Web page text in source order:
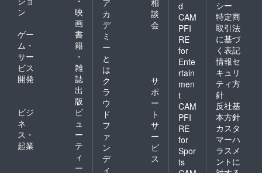
ン
映
画
ゲー
ム・
サー
ビス
開発
書
籍
・
雑
誌
出
版
ビジ
ネ
ス・
起業
ビ
ュ
ー
テ
ィ
ー
カ
デ
ミ
ー
と
は
談
会
ク
ラ
ウ
ド
フ
ァ
ン
デ
ィ
サ
ポ
ー
ト
サ
ー
ビ
ス
d
CAM
PFI
RE
for
Ente
rtain
men
t
CAM
PFI
RE
for
Spor
ts
シー
特定商
取引法
に基づ
く表記
情報セ
キュリ
ティ方
針
反社基
本方針
カスタ
マーハ
ラスメ
ントに